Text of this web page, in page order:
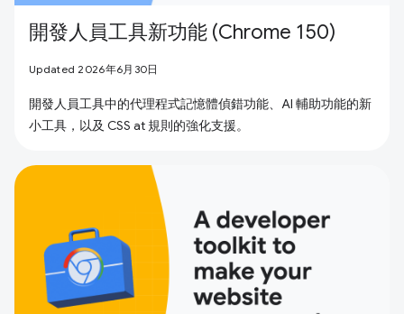
開發人員工具新功能 (Chrome 150)
Updated 2026年6月30日
開發人員工具中的代理程式記憶體偵錯功能、AI 輔助功能的新
小工具，以及 CSS at 規則的強化支援。